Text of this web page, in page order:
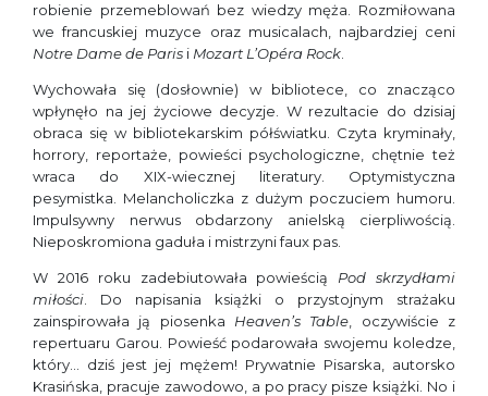
robienie przemeblowań bez wiedzy męża. Rozmiłowana
we francuskiej muzyce oraz musicalach, najbardziej ceni
Notre Dame de Paris i Mozart L’Opéra Rock
Wychowała się (dosłownie) w bibliotece, co znacząco
wpłynęło na jej życiowe decyzje. W rezultacie do dzisiaj
obraca się w bibliotekarskim półświatku. Czyta kryminały,
horrory, reportaże, powieści psychologiczne, chętnie też
wraca do XIX-wiecznej literatury. Optymistyczna
pesymistka. Melancholiczka z dużym poczuciem humoru.
Impulsywny nerwus obdarzony anielską cierpliwością.
Nieposkromiona gaduła i mistrzyni faux pas.
W 2016 roku zadebiutowała powieścią Pod skrzydłami
miłości . Do napisania książki o przystojnym strażaku
zainspirowała ją piosenka Heaven’s Table , oczywiście z
repertuaru Garou. Powieść podarowała swojemu koledze,
który… dziś jest jej mężem! Prywatnie Pisarska, autorsko
Krasińska, pracuje zawodowo, a po pracy pisze książki. No i